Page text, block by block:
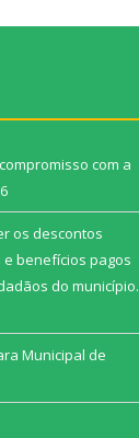
com a
os descontos
benefícios pagos
do município.
Municipal de